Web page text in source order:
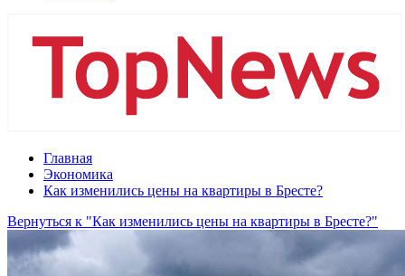
Главная
Экономика
Как изменились цены на квартиры в Бресте?
Вернуться к "Как изменились цены на квартиры в Бресте?"